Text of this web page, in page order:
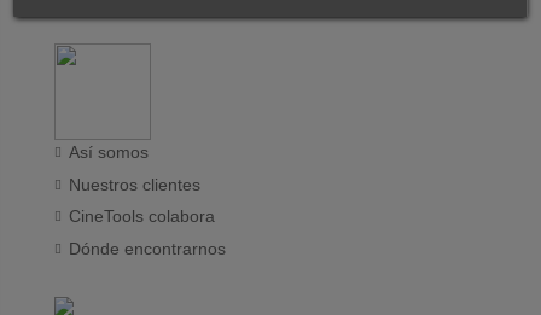
Así somos
Nuestros clientes
CineTools colabora
Dónde encontrarnos